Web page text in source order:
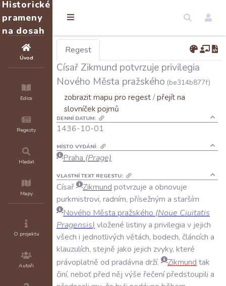
Historické
prameny
na dosah
Úvod
Edice
Regesty
Hledat
Mapy
O projektu
Autoři
Regest
Císař Zikmund potvrzuje privilegia
Nového Města pražského (be314b877f)
zobrazit mapu pro regest/přejít na
slovníček pojmů
DENNÍ DATUM:
1436-10-01
MÍSTO VYDÁNÍ:
Praha (Prage)
VLASTNÍ TEXT REGESTU:
Císař Zikmund potvrzuje a obnovuje
purkmistrovi, radním, přísežným a starším
Nového Města pražského (Noue Ciuitatis
Pragensis) vložené listinya privilegia v jejich
všech i jednotlivých větách, bodech, článcích a
klauzulích, stejně jako jejich zvyky, které
právoplatně od pradávna drží. Zikmund tak
činí, neboťpřed něj výše řečenípředstoupili a